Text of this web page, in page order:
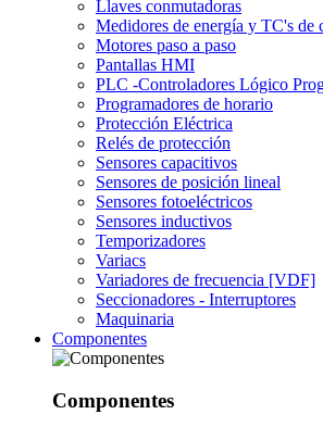
Llaves conmutadoras
Medidores de energía y TC's de
Motores paso a paso
Pantallas HMI
PLC -Controladores Lógico
Programadores de horario
Protección Eléctrica
Relés de protección
Sensores capacitivos
Sensores de posición lineal
Sensores fotoeléctricos
Sensores inductivos
Temporizadores
Variacs
Variadores de frecuencia [VDF]
Seccionadores - Interruptores
Maquinaria
Componentes
Componentes